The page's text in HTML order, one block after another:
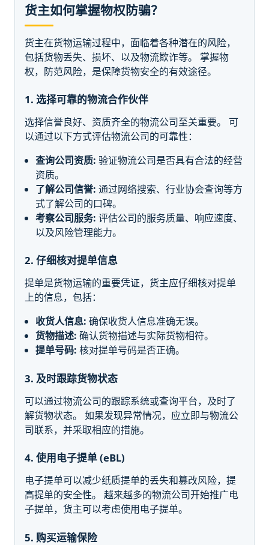
货主如何掌握物权防骗？
货主在货物运输过程中，面临着各种潜在的风险，
包括货物丢失、损坏、以及物流欺诈等。 掌握物
权，防范风险，是保障货物安全的有效途径。
1. 选择可靠的物流合作伙伴
选择信誉良好、资质齐全的物流公司至关重要。 可
以通过以下方式评估物流公司的可靠性：
查询公司资质: 验证物流公司是否具有合法的经营
资质。
了解公司信誉: 通过网络搜索、行业协会查询等方
式了解公司的口碑。
考察公司服务: 评估公司的服务质量、响应速度、
以及风险管理能力。
2. 仔细核对提单信息
提单是货物运输的重要凭证，货主应仔细核对提单
上的信息，包括：
收货人信息: 确保收货人信息准确无误。
货物描述: 确认货物描述与实际货物相符。
提单号码: 核对提单号码是否正确。
3. 及时跟踪货物状态
可以通过物流公司的跟踪系统或查询平台，及时了
解货物状态。 如果发现异常情况，应立即与物流公
司联系，并采取相应的措施。
4. 使用电子提单 (eBL)
电子提单可以减少纸质提单的丢失和篡改风险，提
高提单的安全性。 越来越多的物流公司开始推广电
子提单，货主可以考虑使用电子提单。
5. 购买运输保险